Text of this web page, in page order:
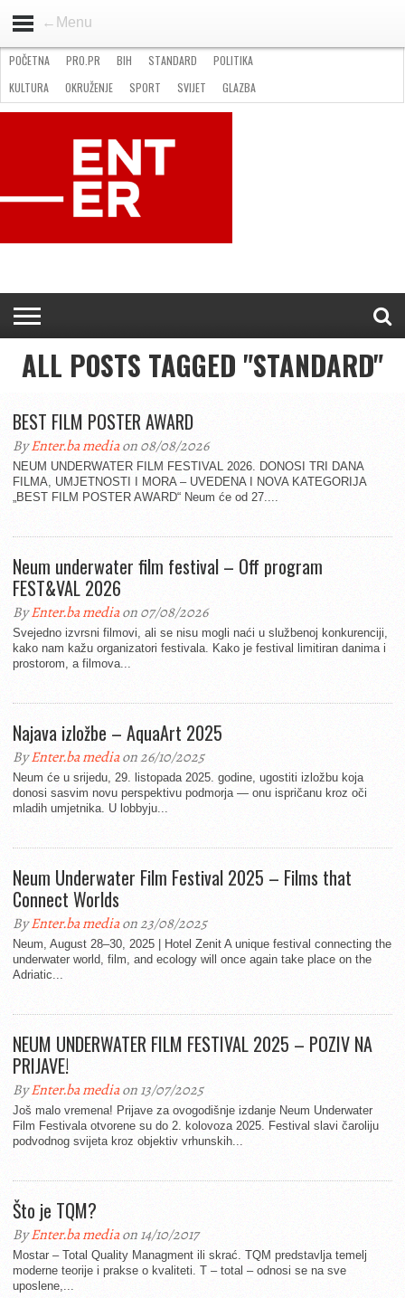
←Menu
STANDARD
GOSPODARSTVO
OKRUŽENJE
POČETNA PRO.PR BIH STANDARD
POLITIKA
KULTURA
OKRUŽENJE SPORT SVIJET
GLAZBA
NATJEČAJI
FILMING LOCATION IN BH KONTAKT
ALL POSTS TAGGED "STANDARD"
BEST FILM POSTER AWARD
ByEnter.ba mediaon 08/08/2026
NEUM UNDERWATER FILM FESTIVAL 2026. DONOSI TRI DANA
FILMA, UMJETNOSTI I MORA – UVEDENA I NOVA KATEGORIJA
„BEST FILM POSTER AWARD“ Neum će od 27....
Neum underwater film festival – Off program
FEST&VAL 2026
ByEnter.ba mediaon 07/08/2026
Svejedno izvrsni filmovi, ali se nisu mogli naći u službenoj konkurenciji,
kako nam kažu organizatori festivala. Kako je festival limitiran danima i
prostorom, a filmova...
Najava izložbe – AquaArt 2025
ByEnter.ba mediaon 26/10/2025
Neum će u srijedu, 29. listopada 2025. godine, ugostiti izložbu koja
donosi sasvim novu perspektivu podmorja — onu ispričanu kroz oči
mladih umjetnika. U lobbyju...
Neum Underwater Film Festival 2025 – Films that
Connect Worlds
ByEnter.ba mediaon 23/08/2025
Neum, August 28–30, 2025 | Hotel Zenit A unique festival connecting the
underwater world, film, and ecology will once again take place on the
Adriatic...
NEUM UNDERWATER FILM FESTIVAL 2025 – POZIV NA
PRIJAVE!
ByEnter.ba mediaon 13/07/2025
Još malo vremena! Prijave za ovogodišnje izdanje Neum Underwater
Film Festivala otvorene su do 2. kolovoza 2025. Festival slavi čaroliju
podvodnog svijeta kroz objektiv vrhunskih...
Što je TQM?
ByEnter.ba mediaon 14/10/2017
Mostar – Total Quality Managment ili skrać. TQM predstavlja temelj
moderne teorije i prakse o kvaliteti. T – total – odnosi se na sve
uposlene,...